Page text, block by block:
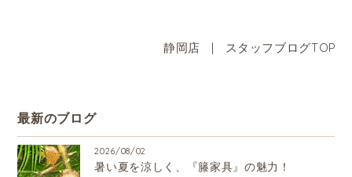
静岡店 | スタッフブログTOP
最新のブログ
2026/08/02
暑い夏を涼しく、『籐家具』の魅力！